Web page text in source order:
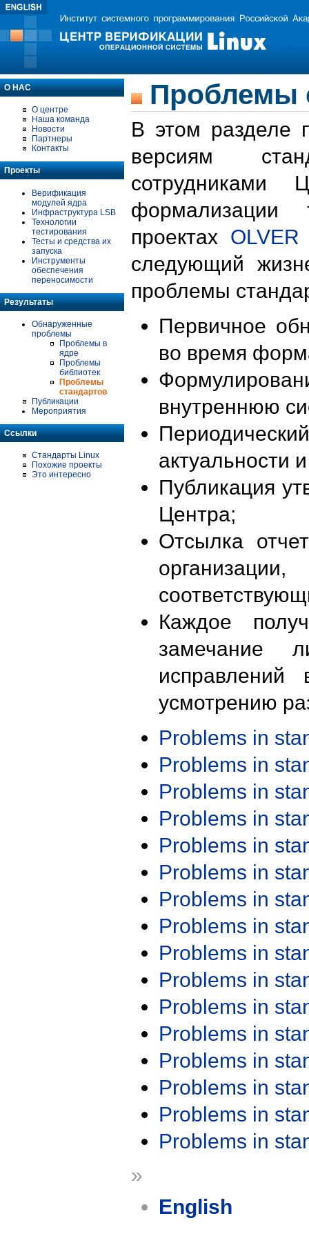
О НАС
О центре
Наша команда
Новости
Партнеры
Контакты
Проекты
Верификация
модулей ядра
Инфраструктура LSB
Технологии
тестирования
Тесты и средства их
запуска
Инструменты
обеспечения
переносимости
Результаты
Обнаруженные
проблемы
Проблемы в
ядре
Проблемы
библиотек
Проблемы
стандартов
Публикации
Мероприятия
Ссылки
Стандарты Linux
Похожие проекты
Это интересно
Проблемы
В этом разделе
версиям
формализации
проектах OLVER
следующий
проблемы
Первичное
во время
внутреннюю
актуальности
Публикация
Центра;
Отсылка
Каждое
замечание
исправлений
усмотрению
Problems in
Problems in
Problems in
Problems in
Problems in
Problems in
Problems in
Problems in
Problems in
Problems in
Problems in
Problems in
Problems in
Problems in
Problems in
Problems in
»
English